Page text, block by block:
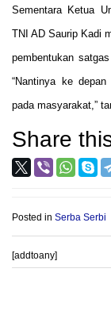
Sementara Ketua
TNI AD Saurip Kadi
pembentukan
“Nantinya ke
pada masyarakat,”
Share
Posted in Serba Serbi
[addtoany]